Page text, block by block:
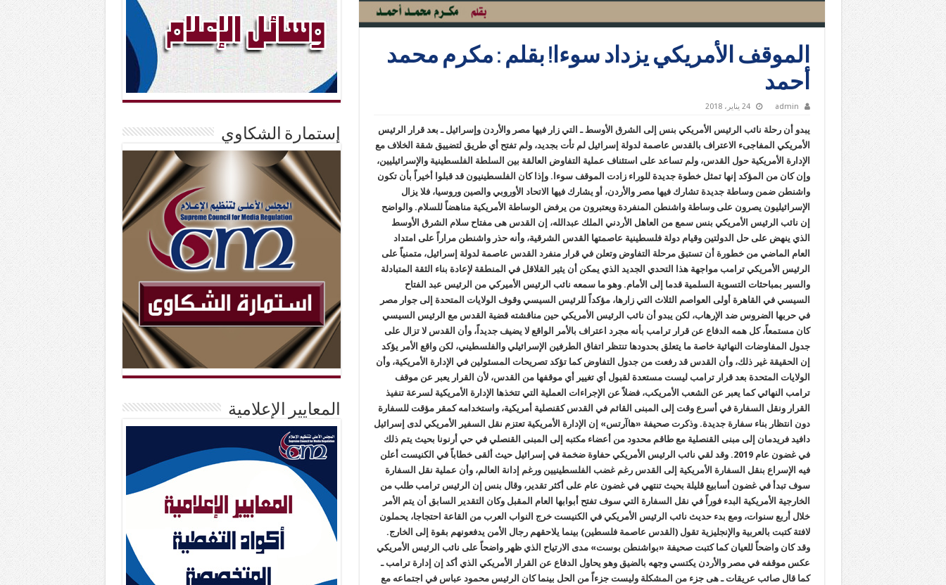
الموقف الأمريكي يزداد سوءا! بقلم : مكرم محمد
أحمد
admin 24 يناير، 2018
يبدو أن رحلة نائب الرئيس الأمريكي بنس إلى الشرق الأوسط ـ التي زار فيها مصر والأردن وإسرائيل ـ بعد قرار الرئيس
الأمريكي المفاجىء الاعتراف بالقدس عاصمة لدولة إسرائيل لم تأت بجديد، ولم تفتح أي طريق لتضييق شقة الخلاف مع
الإدارة الأمريكية حول القدس، ولم تساعد على استئناف عملية التفاوض العالقة بين السلطة الفلسطينية والإسرائيليين،
وإن كان من المؤكد إنها تمثل خطوة جديدة للوراء زادت الموقف سوءا. وإذا كان الفلسطينيون قد قبلوا أخيراً بأن تكون
واشنطن ضمن وساطة جديدة تشارك فيها مصر والأردن، أو يشارك فيها الاتحاد الأوروبي والصين وروسيا، فلا يزال
الإسرائيليون يصرون على وساطة واشنطن المنفردة ويعتبرون من يرفض الوساطة الأمريكية مناهضاً للسلام. والواضح
إن نائب الرئيس الأمريكي بنس سمع من العاهل الأردني الملك عبدالله، إن القدس هى مفتاح سلام الشرق الأوسط
الذي ينهض على حل الدولتين وقيام دولة فلسطينية عاصمتها القدس الشرقية، وأنه حذر واشنطن مراراً على امتداد
العام الماضي من خطورة أن تستبق مرحلة التفاوض وتعلن في قرار منفرد القدس عاصمة لدولة إسرائيل، متمنياً على
الرئيس الأمريكي ترامب مواجهة هذا التحدي الجديد الذي يمكن أن يثير القلاقل في المنطقة لإعادة بناء الثقة المتبادلة
والسير بمباحثات التسوية السلمية قدما إلى الأمام. وهو ما سمعه نائب الرئيس الأميركي من الرئيس عبد الفتاح
السيسي في القاهرة أولى العواصم الثلاث التي زارها، مؤكداً للرئيس السيسي وقوف الولايات المتحدة إلى جوار مصر
في حربها الضروس ضد الإرهاب، لكن يبدو أن نائب الرئيس الأمريكي حين مناقشته قضية القدس مع الرئيس السيسي
كان مستمعاً، كل همه الدفاع عن قرار ترامب بأنه مجرد اعتراف بالأمر الواقع لا يضيف جديداً، وأن القدس لا تزال على
جدول المفاوضات النهائية خاصة ما يتعلق بحدودها تنتظر اتفاق الطرفين الإسرائيلي والفلسطيني، لكن واقع الأمر يؤكد
إن الحقيقة غير ذلك، وأن القدس قد رفعت من جدول التفاوض كما تؤكد تصريحات المسئولين في الإدارة الأمريكية، وأن
الولايات المتحدة بعد قرار ترامب ليست مستعدة لقبول أي تغيير أي موقفها من القدس، لأن القرار يعبر عن موقف
ترامب النهائي كما يعبر عن الشعب الأمريكب، فضلاً عن الإجراءات العملية التي تتخذها الإدارة الأمريكية لسرعة تنفيذ
القرار ونقل السفارة في أسرع وقت إلى المبنى القائم في القدس كقنصلية أمريكية، واستخدامه كمقر مؤقت للسفارة
دون انتظار بناء سفارة جديدة. وذكرت صحيفة «هاآرتس» إن الإدارة الأمريكية تعتزم نقل السفير الأمريكي لدى إسرائيل
دافيد فريدمان إلى مبنى القنصلية مع طاقم محدود من أعضاء مكتبه إلى المبنى القنصلي في حي أرنونا بحيث يتم ذلك
في غضون عام 2019. وقد لقي نائب الرئيس الأمريكي حفاوة ضخمة في إسرائيل حيث ألقى خطاباً في الكنيست أعلن
فيه الإسراع بنقل السفارة الأمريكية إلى القدس رغم غضب الفلسطينيين ورغم إدانة العالم، وأن عملية نقل السفارة
سوف تبدأ في غضون أسابيع قليلة بحيث تنتهي في غضون عام على أكثر تقدير، وقال بنس إن الرئيس ترامب طلب من
الخارجية الأمريكية البدء فوراً في نقل السفارة التي سوف تفتح أبوابها العام المقبل وكان التقدير السابق أن يتم الأمر
خلال أربع سنوات، ومع بدء حديث نائب الرئيس الأمريكي في الكنيست خرج النواب العرب من القاعة احتجاجا، يحملون
لافتة كتبت بالعربية والإنجليزية تقول (القدس عاصمة فلسطين) بينما يلاحقهم رجال الأمن يدفعونهم بقوة إلى الخارج.
وقد كان واضحاً للعيان كما كتبت صحيفة «بواشنطن بوست» مدى الارتياح الذي ظهر واضحاً على نائب الرئيس الأمريكي
عكس موقفه في مصر والأردن يكتسي وجهه بالضيق وهو يحاول الدفاع عن القرار الأمريكي الذي أكد إن إدارة ترامب ـ
كما قال صائب عريقات ـ هى جزء من المشكلة وليست جزءاً من الحل بينما كان الرئيس محمود عباس في اجتماعه مع
إستمارة الشكاوي
المعايير الإعلامية